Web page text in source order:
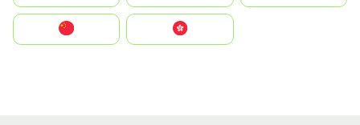
中國香港特別行政區